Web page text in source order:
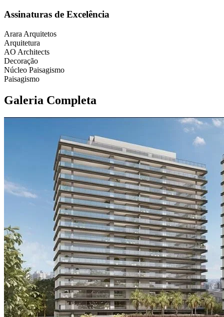
Assinaturas de Excelência
Arara Arquitetos
Arquitetura
AO Architects
Decoração
Núcleo Paisagismo
Paisagismo
Galeria Completa